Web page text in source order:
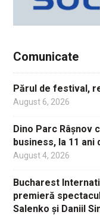
Comunicate
Părul de festival,
August 6, 2026
Dino Parc Râșnov
business, la 11 ani
August 4, 2026
Bucharest
premieră
Salenko și Daniil